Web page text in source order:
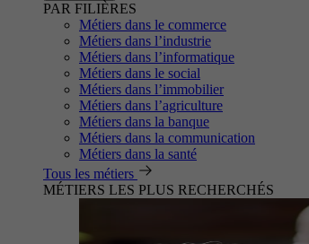
PAR FILIÈRES
Métiers dans le commerce
Métiers dans l’industrie
Métiers dans l’informatique
Métiers dans le social
Métiers dans l’immobilier
Métiers dans l’agriculture
Métiers dans la banque
Métiers dans la communication
Métiers dans la santé
Tous les métiers
MÉTIERS LES PLUS RECHERCHÉS